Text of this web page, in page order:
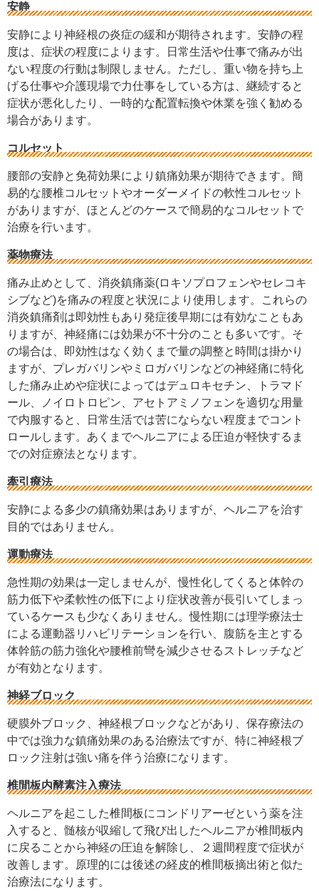
安静
安静により神経根の炎症の緩和が期待されます。安静の程
度は、症状の程度によります。日常生活や仕事で痛みが出
ない程度の行動は制限しません。ただし、重い物を持ち上
げる仕事や介護現場で力仕事をしている方は、継続すると
症状が悪化したり、一時的な配置転換や休業を強く勧める
場合があります。
コルセット
腰部の安静と免荷効果により鎮痛効果が期待できます。簡
易的な腰椎コルセットやオーダーメイドの軟性コルセット
がありますが、ほとんどのケースで簡易的なコルセットで
治療を行います。
薬物療法
痛み止めとして、消炎鎮痛薬(ロキソプロフェンやセレコキ
シブなど)を痛みの程度と状況により使用します。これらの
消炎鎮痛剤は即効性もあり発症後早期には有効なこともあ
りますが、神経痛には効果が不十分のことも多いです。そ
の場合は、即効性はなく効くまで量の調整と時間は掛かり
ますが、プレガバリンやミロガバリンなどの神経痛に特化
した痛み止めや症状によってはデュロキセチン、トラマド
ール、ノイロトロピン、アセトアミノフェンを適切な用量
で内服すると、日常生活では苦にならない程度までコント
ロールします。あくまでヘルニアによる圧迫が軽快するま
での対症療法となります。
牽引療法
安静による多少の鎮痛効果はありますが、ヘルニアを治す
目的ではありません。
運動療法
急性期の効果は一定しませんが、慢性化してくると体幹の
筋力低下や柔軟性の低下により症状改善が長引いてしまっ
ているケースも少なくありません。慢性期には理学療法士
による運動器リハビリテーションを行い、腹筋を主とする
体幹筋の筋力強化や腰椎前彎を減少させるストレッチなど
が有効となります。
神経ブロック
硬膜外ブロック、神経根ブロックなどがあり、保存療法の
中では強力な鎮痛効果のある治療法ですが、特に神経根ブ
ロック注射は強い痛を伴う治療になります。
椎間板内酵素注入療法
ヘルニアを起こした椎間板にコンドリアーゼという薬を注
入すると、髄核が収縮して飛び出したヘルニアが椎間板内
に戻ることから神経の圧迫を解除し、２週間程度で症状が
改善します。原理的には後述の経皮的椎間板摘出術と似た
治療法になります。